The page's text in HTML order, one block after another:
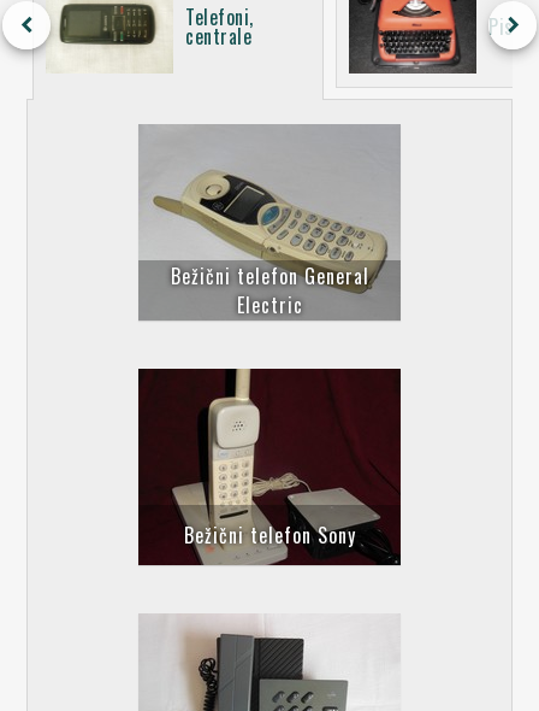
keyboard_arrow_left Telefoni,
centrale keyboard_arrow_right
Bežični telefon General
Electric
Bežični telefon Sony